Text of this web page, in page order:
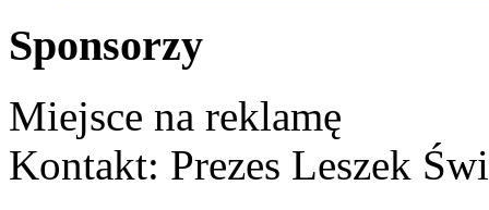
Sponsorzy
Miejsce na reklamę
Kontakt: Prezes Leszek